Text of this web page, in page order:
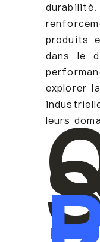
produits
dans le
explorer
leurs